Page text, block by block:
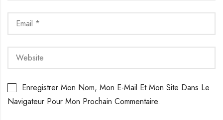
Enregistrer Mon Nom, Mon E-Mail Et Mon Site Dans Le
Navigateur Pour Mon Prochain Commentaire.